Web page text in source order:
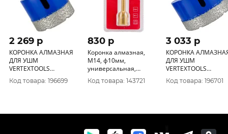
2 269 p
КОРОНКА АЛМАЗНАЯ
ДЛЯ УШМ
VERTEXTOOLS
50х35ММ
Код товара: 196699
830 p
Коронка алмазная,
М14, ф10мм,
универсальная,
L60мм, д/УШМ ELITECH
1820.121000
Код товара: 143721
3 033 p
КОРОНКА
ДЛЯ УШМ
VERTEXTOOLS
68х35ММ
Код товара: 196701